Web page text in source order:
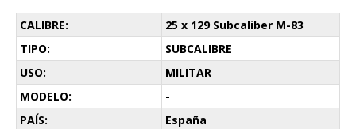
CALIBRE:
25 x 129 Subcaliber M-83
TIPO:
SUBCALIBRE
USO:
MILITAR
MODELO:
-
PAÍS:
España